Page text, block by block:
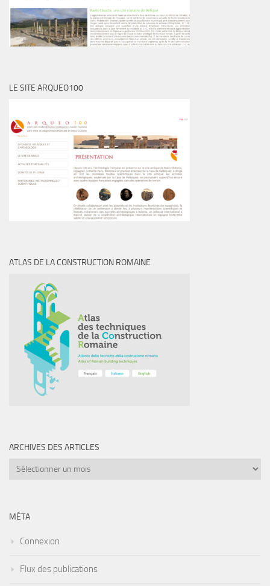
LE SITE ARQUEO100
ATLAS DE LA CONSTRUCTION ROMAINE
ARCHIVES DES ARTICLES
Archives
MÉTA
Connexion
Flux des publications